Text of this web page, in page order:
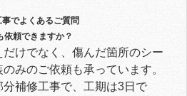
でよくあるご質問
依頼できますか？
けでなく、傷んだ箇所のシー
みのご依頼も承っています。
補修工事で、工期は3日で